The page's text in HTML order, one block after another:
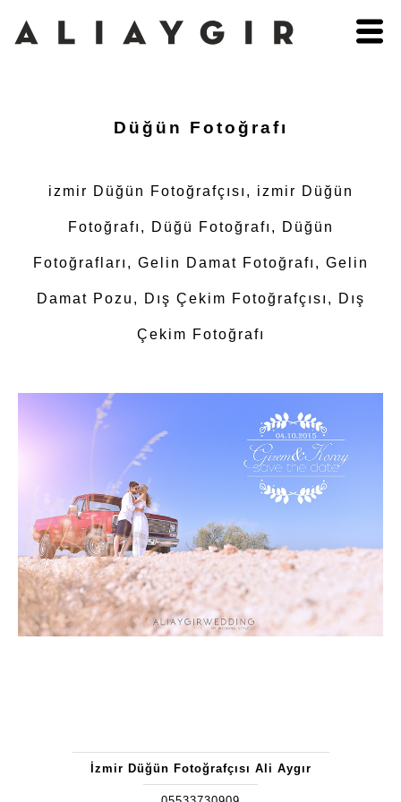
Düğün Fotoğrafı
izmir Düğün Fotoğrafçısı, izmir Düğün
Fotoğrafı, Düğü Fotoğrafı, Düğün
Fotoğrafları, Gelin Damat Fotoğrafı, Gelin
Damat Pozu, Dış Çekim Fotoğrafçısı, Dış
Çekim Fotoğrafı
İzmir Düğün Fotoğrafçısı Ali Aygır